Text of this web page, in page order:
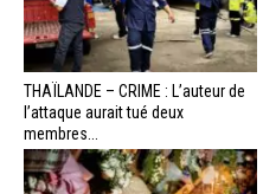
THAÏLANDE – CRIME : L’auteur de
l’attaque aurait tué deux
membres...